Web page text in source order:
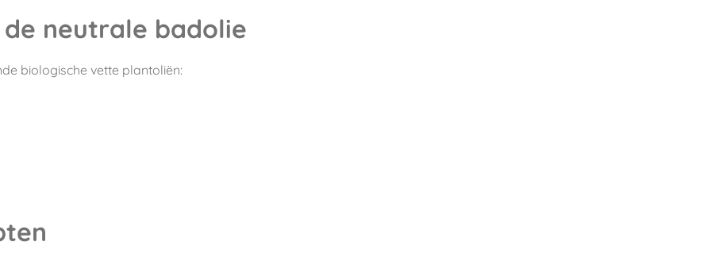
neutrale badolie
biologische vette plantoliën: